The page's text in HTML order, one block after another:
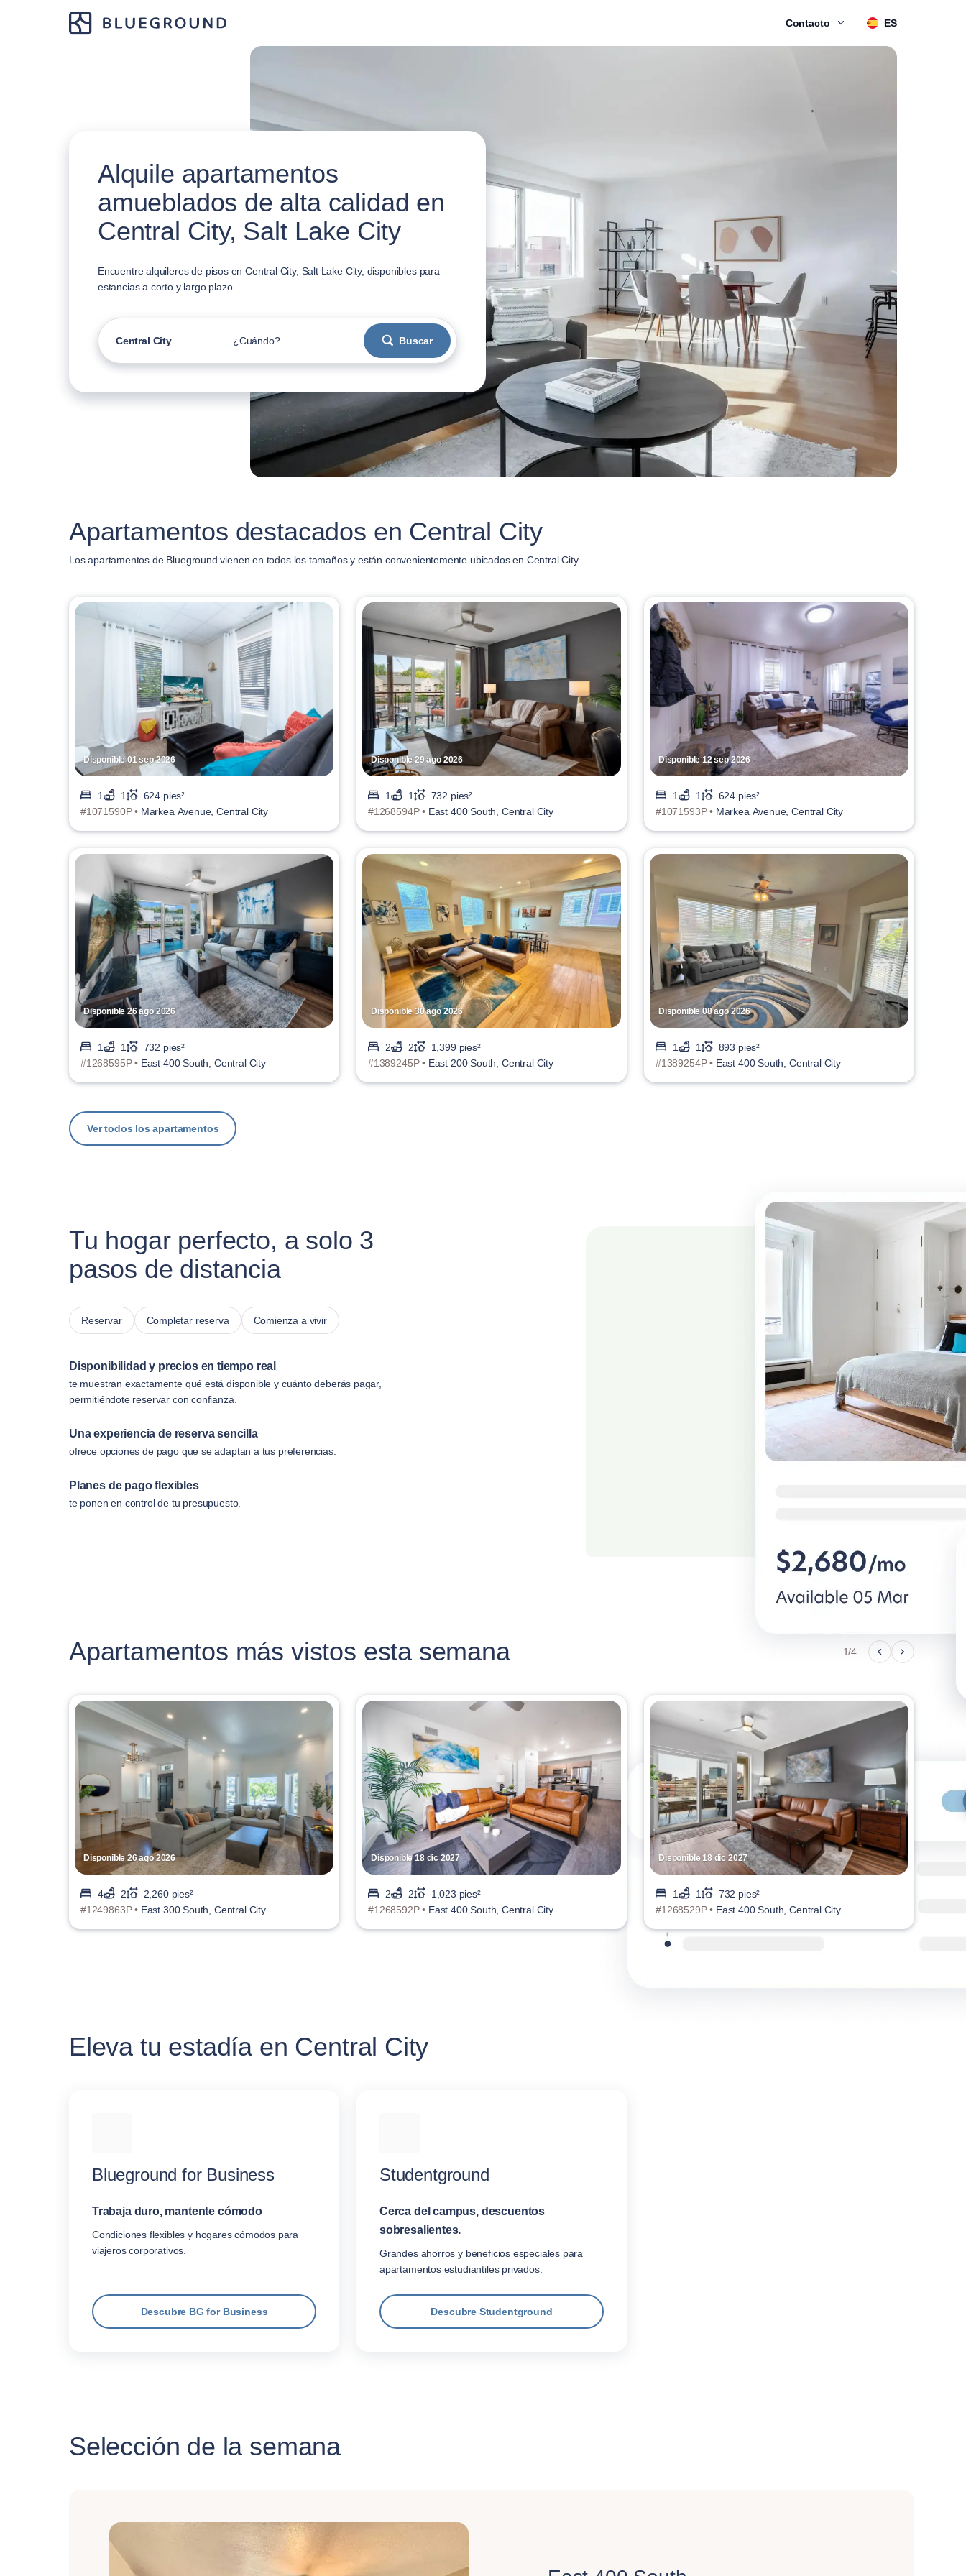
Contacto ES
Alquile apartamentos
amueblados de alta calidad en
Central City, Salt Lake City
Encuentre alquileres de pisos en Central City, Salt Lake City, disponibles para
estancias a corto y largo plazo.
Central City ¿Cuándo? Buscar
Apartamentos destacados en Central City
Los apartamentos de Blueground vienen en todos los tamaños y están convenientemente ubicados en Central City.
Disponible 01 sep 2026
1 1
624 pies²
#1071590P • Markea Avenue, Central City
Disponible 29 ago 2026
1 1
732 pies²
#1268594P • East 400 South, Central City
Disponible 12 sep 2026
1 1
624 pies²
#1071593P • Markea Avenue, Central City
Disponible 26 ago 2026
1 1
732 pies²
#1268595P • East 400 South, Central City
Disponible 30 ago 2026
2 2
1,399 pies²
#1389245P • East 200 South, Central City
Disponible 08 ago 2026
1 1
893 pies²
#1389254P • East 400 South, Central City
Ver todos los apartamentos
Tu hogar perfecto, a solo 3
pasos de distancia
Reservar Completar reserva Comienza a vivir
Disponibilidad y precios en tiempo real
te muestran exactamente qué está disponible y cuánto deberás pagar,
permitiéndote reservar con confianza.
Una experiencia de reserva sencilla
ofrece opciones de pago que se adaptan a tus preferencias.
Planes de pago flexibles
te ponen en control de tu presupuesto.
Apartamentos más vistos esta semana 1/4
Disponible 26 ago 2026
4 2
2,260 pies²
#1249863P • East 300 South, Central City
Disponible 18 dic 2027
2 2
1,023 pies²
#1268592P • East 400 South, Central City
Disponible 18 dic 2027
1 1
732 pies²
#1268529P • East 400 South, Central City
Eleva tu estadía en Central City
Blueground for Business
Trabaja duro, mantente cómodo
Condiciones flexibles y hogares cómodos para
viajeros corporativos.
Descubre BG for Business
Studentground
Cerca del campus, descuentos
sobresalientes.
Grandes ahorros y beneficios especiales para
apartamentos estudiantiles privados.
Descubre Studentground
Selección de la semana